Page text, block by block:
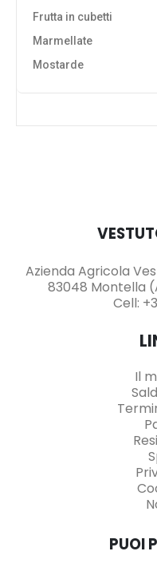
Frutta in cubetti
Marmellate
Mostarde
Azienda Agricola
83048 Montella
Cell:
Il
PUOI